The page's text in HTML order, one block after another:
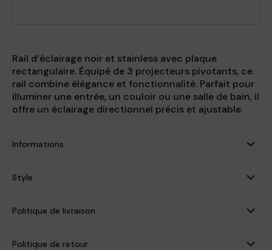
Rail d’éclairage noir et stainless avec plaque
rectangulaire. Équipé de 3 projecteurs pivotants, ce
rail combine élégance et fonctionnalité. Parfait pour
illuminer une entrée, un couloir ou une salle de bain, il
offre un éclairage directionnel précis et ajustable.
Informations
Style
Politique de livraison
Politique de retour